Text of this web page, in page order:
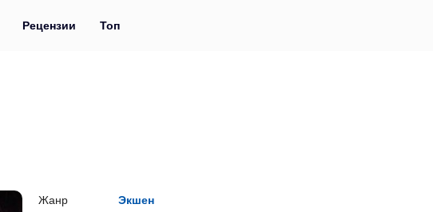
Рецензии Топ
Жанр
Экшен